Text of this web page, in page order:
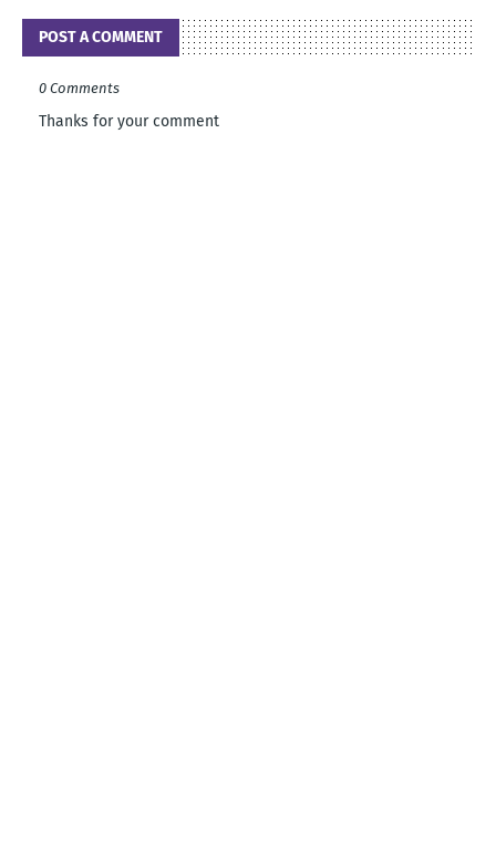
POST A COMMENT
0 Comments
Thanks for your comment